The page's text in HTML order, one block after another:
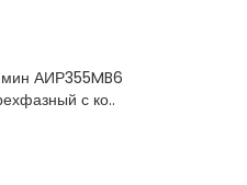
АИР355MB6
с ко..